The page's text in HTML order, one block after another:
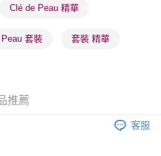
以上免運費
將隨機分配至SF順豐速運或京東
發貨後2-5個工作天到店，3天內
Clé de Peau 精華
套裝 套裝 精華
推薦
客服